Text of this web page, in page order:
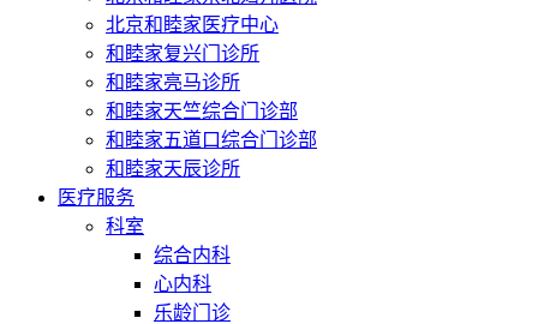
北京和睦家医疗中心
和睦家复兴门诊所
和睦家亮马诊所
和睦家天竺综合门诊部
和睦家五道口综合门诊部
和睦家天辰诊所
医疗服务
科室
综合内科
心内科
乐龄门诊